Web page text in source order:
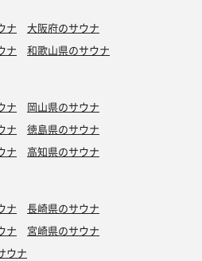
円引き
美味しかった‼️
私史上屈指の施設でした～🙌❤️ 4時
いです❗️
ナ
大阪府のサウナ
ナ 和歌山県のサウナ
ナ
岡山県のサウナ
ナ
徳島県のサウナ
ナ 高知県のサウナ
ナ
長崎県のサウナ
ナ
宮崎県のサウナ
ウナ